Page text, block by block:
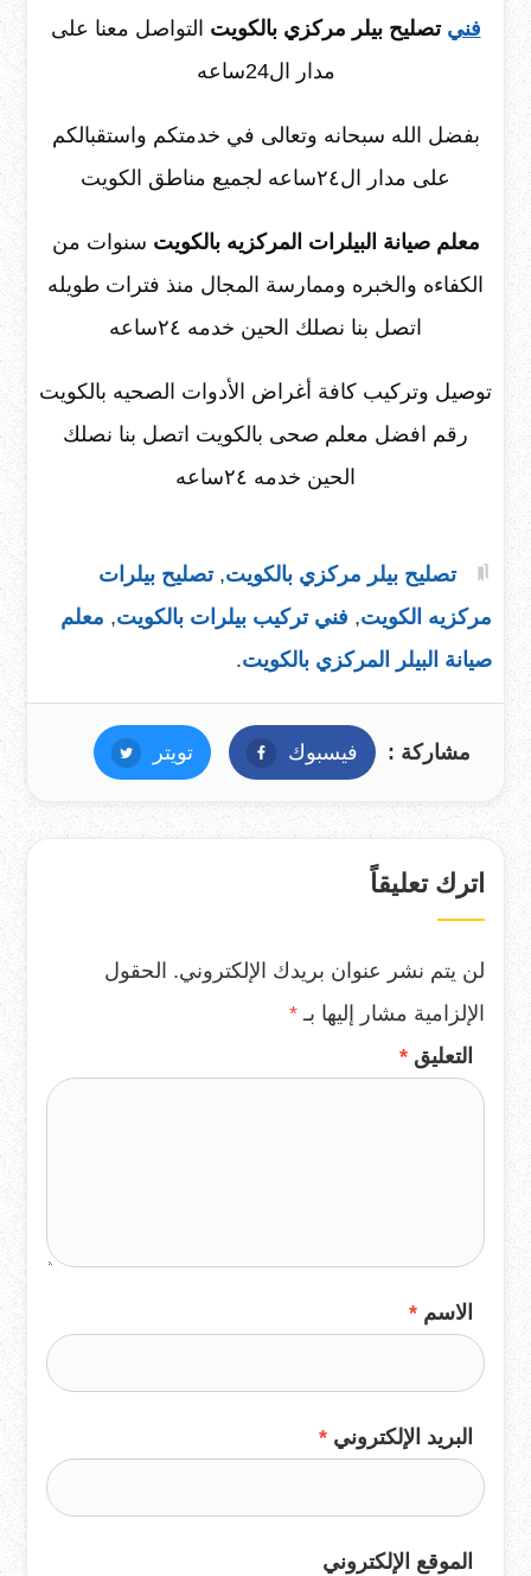
فني تصليح بيلر مركزي بالكويت التواصل معنا على
مدار ال24ساعه
بفضل الله سبحانه وتعالى في خدمتكم واستقبالكم
على مدار ال٢٤ساعه لجميع مناطق الكويت
معلم صيانة البيلرات المركزيه بالكويت سنوات من
الكفاءه والخبره وممارسة المجال منذ فترات طويله
اتصل بنا نصلك الحين خدمه ٢٤ساعه
توصيل وتركيب كافة أغراض الأدوات الصحيه بالكويت
رقم افضل معلم صحى بالكويت اتصل بنا نصلك
الحين خدمه ٢٤ساعه
تصليح بيلر مركزي بالكويت,تصليح بيلرات
مركزيه الكويت, فني تركيب بيلرات بالكويت, معلم
صيانة البيلر المركزي بالكويت.
مشاركة : فيسبوك فيسبوكتويتر تويتر
اترك تعليقاً
لن يتم نشر عنوان بريدك الإلكتروني. الحقول
الإلزامية مشار إليها بـ *
التعليق *
الاسم *
البريد الإلكتروني *
الموقع الإلكتروني